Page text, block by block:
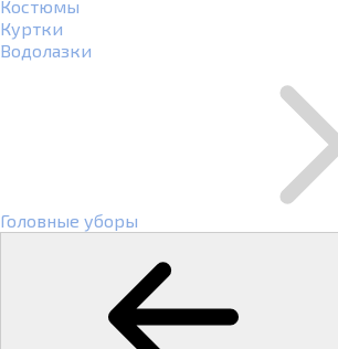
Костюмы
Куртки
Водолазки
Головные уборы